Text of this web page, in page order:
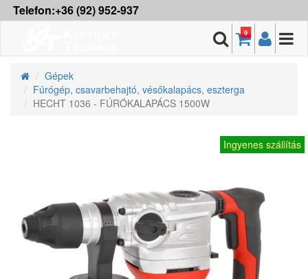
Telefon:+36 (92) 952-937
0
Gépek
Fúrógép, csavarbehajtó, vésőkalapács, eszterga
HECHT 1036 - FÚRÓKALAPÁCS 1500W
Ingyenes szállítás